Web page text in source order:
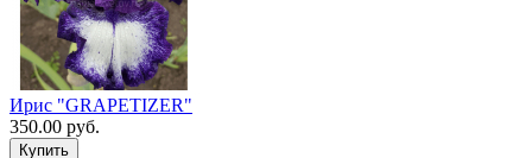
Ирис "GRAPETIZER"
350.00 руб.